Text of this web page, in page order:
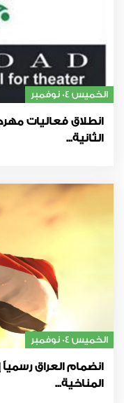
الخميس 04 نوفمبر
انطلاق فعاليات
الثانية...
الخميس 04 نوفمبر
انضمام العراق
المناخية...